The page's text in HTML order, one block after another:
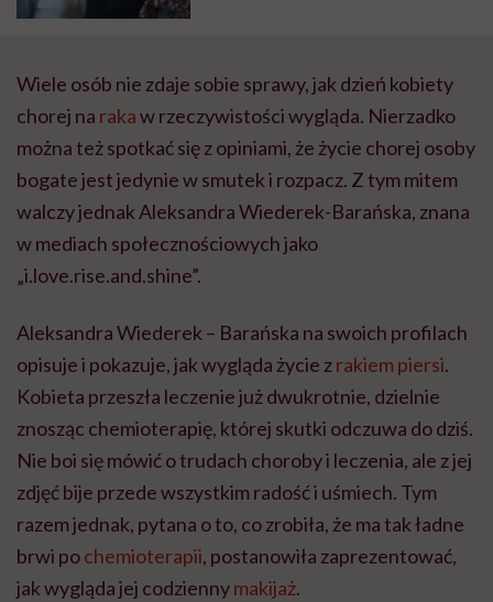
Wiele osób nie zdaje sobie sprawy, jak dzień kobiety
chorej na rakaw rzeczywistości wygląda. Nierzadko
można też spotkać się z opiniami, że życie chorej osoby
bogate jest jedynie w smutek i rozpacz. Z tym mitem
walczy jednak Aleksandra Wiederek-Barańska, znana
w mediach społecznościowych jako
„i.love.rise.and.shine”.
Aleksandra Wiederek – Barańska na swoich profilach
opisuje i pokazuje, jak wygląda życie zrakiem piersi.
Kobieta przeszła leczenie już dwukrotnie, dzielnie
znosząc chemioterapię, której skutki odczuwa do dziś.
Nie boi się mówić o trudach choroby i leczenia, ale z jej
zdjęć bije przede wszystkim radość i uśmiech. Tym
razem jednak, pytana o to, co zrobiła, że ma tak ładne
brwi pochemioterapii, postanowiła zaprezentować,
jak wygląda jej codziennymakijaż.